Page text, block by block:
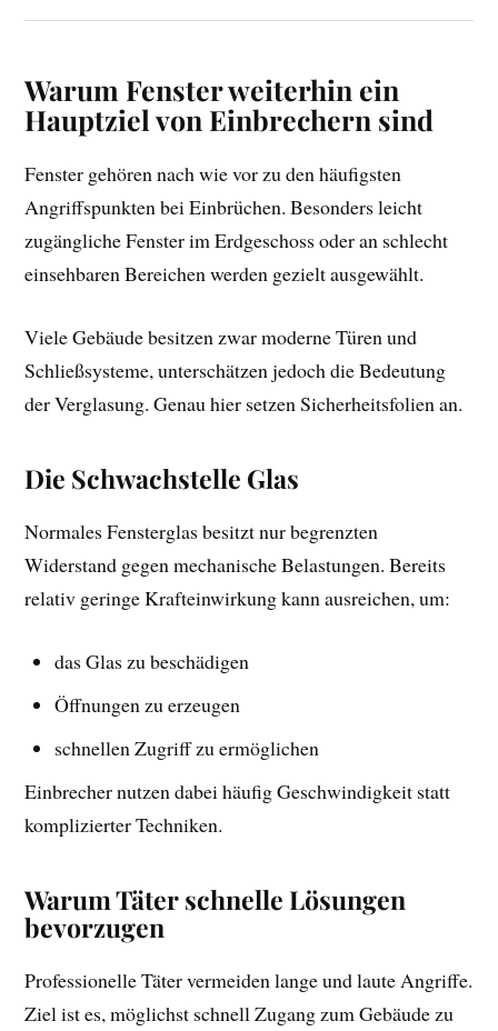
Warum Fenster weiterhin ein
Hauptziel von Einbrechern sind
Fenster gehören nach wie vor zu den häufigsten
Angriffspunkten bei Einbrüchen. Besonders leicht
zugängliche Fenster im Erdgeschoss oder an schlecht
einsehbaren Bereichen werden gezielt ausgewählt.
Viele Gebäude besitzen zwar moderne Türen und
Schließsysteme, unterschätzen jedoch die Bedeutung
der Verglasung. Genau hier setzen Sicherheitsfolien an.
Die Schwachstelle Glas
Normales Fensterglas besitzt nur begrenzten
Widerstand gegen mechanische Belastungen. Bereits
relativ geringe Krafteinwirkung kann ausreichen, um:
das Glas zu beschädigen
Öffnungen zu erzeugen
schnellen Zugriff zu ermöglichen
Einbrecher nutzen dabei häufig Geschwindigkeit statt
komplizierter Techniken.
Warum Täter schnelle Lösungen
bevorzugen
Professionelle Täter vermeiden lange und laute Angriffe.
Ziel ist es, möglichst schnell Zugang zum Gebäude zu